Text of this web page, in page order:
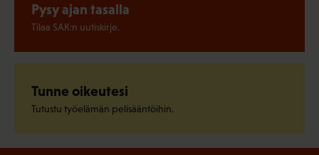
Pysy ajan tasalla
Tilaa SAK:n uutiskirje.
Tunne oikeutesi
Tutustu työelämän pelisääntöihin.